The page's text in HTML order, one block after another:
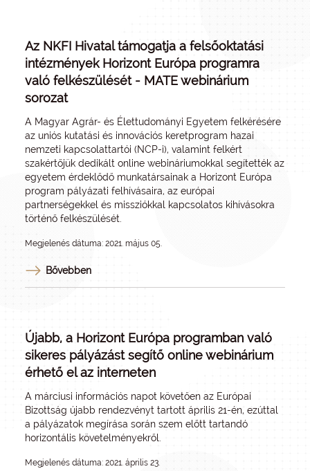
Az NKFI Hivatal támogatja a felsőoktatási
intézmények Horizont Európa programra
való felkészülését - MATE webinárium
sorozat
A Magyar Agrár- és Élettudományi Egyetem felkérésére
az uniós kutatási és innovációs keretprogram hazai
nemzeti kapcsolattartói (NCP-i), valamint felkért
szakértőjük dedikált online webináriumokkal segítették az
egyetem érdeklődő munkatársainak a Horizont Európa
program pályázati felhívásaira, az európai
partnerségekkel és missziókkal kapcsolatos kihívásokra
történő felkészülését.
Megjelenés dátuma: 2021. május 05.
Bővebben
Újabb, a Horizont Európa programban való
sikeres pályázást segítő online webinárium
érhető el az interneten
A márciusi információs napot követően az Európai
Bizottság újabb rendezvényt tartott április 21-én, ezúttal
a pályázatok megírása során szem előtt tartandó
horizontális követelményekről.
Megjelenés dátuma: 2021. április 23.